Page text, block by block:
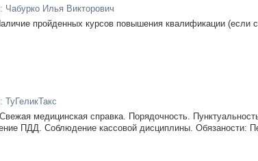
Чабурко Илья Викторович
пройденных курсов повышения квалификации (если
ТуГеликТакс
медицинская справка. Порядочность.
ПДД. Соблюдение кассовой дисциплины. Обязаности: